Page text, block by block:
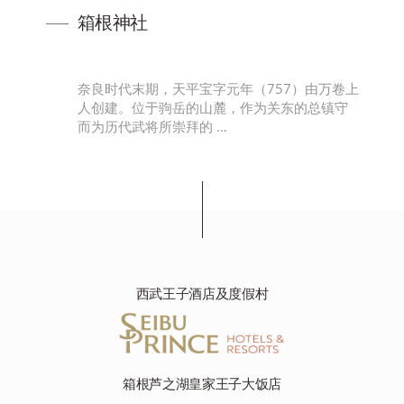
箱根神社
奈良时代末期，天平宝字元年（757）由万卷上
人创建。位于驹岳的山麓，作为关东的总镇守
而为历代武将所崇拜的 …
西武王子酒店及度假村
箱根芦之湖皇家王子大饭店